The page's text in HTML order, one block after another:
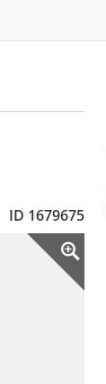
ID 1679675